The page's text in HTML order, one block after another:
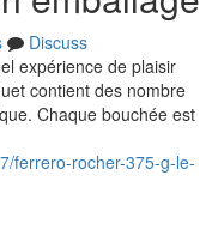
Discuss
expérience de plaisir
contient des nombre
Chaque bouchée est
ferrero-rocher-375-g-le-